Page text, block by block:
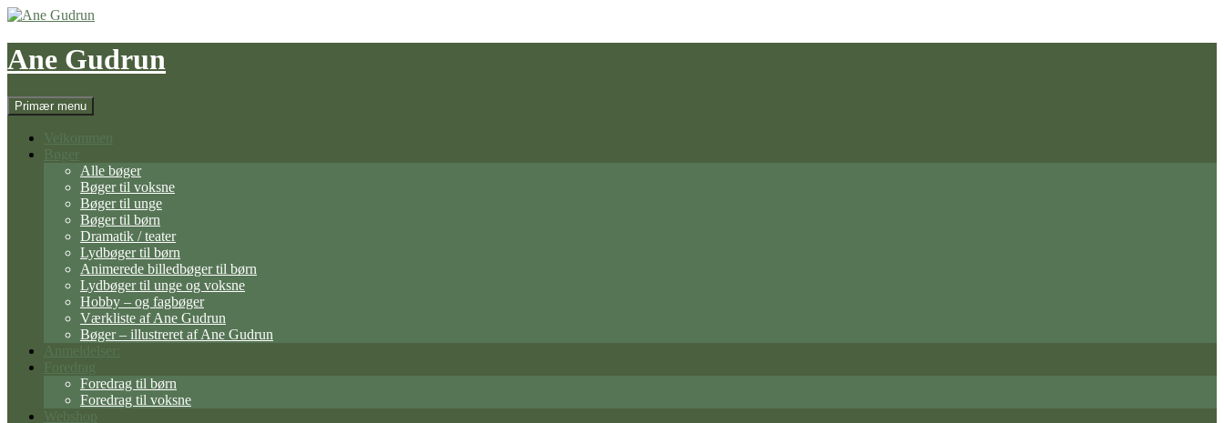
Hop
indhold
Ane Gudrun
Søg
Primær menu
Alle bøger
Bøger til voksne
Bøger til unge
Bøger til børn
Dramatik / teater
Lydbøger til børn
Animerede billedbøger til børn
Lydbøger til unge og voksne
Hobby – og fagbøger
Værkliste af Ane Gudrun
Bøger – illustreret af Ane Gudrun
Foredrag til børn
Foredrag til voksne